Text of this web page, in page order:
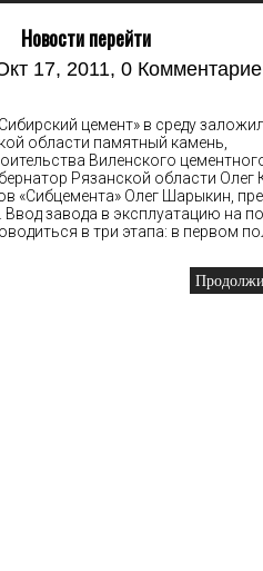
Новости перейти
17, 2011, 0
цемент» в среду
области памятный камень,
Виленского
Рязанской области Олег
«Сибцемента» Олег Шарыкин,
Ввод завода в эксплуатацию на
в три этапа: в первом